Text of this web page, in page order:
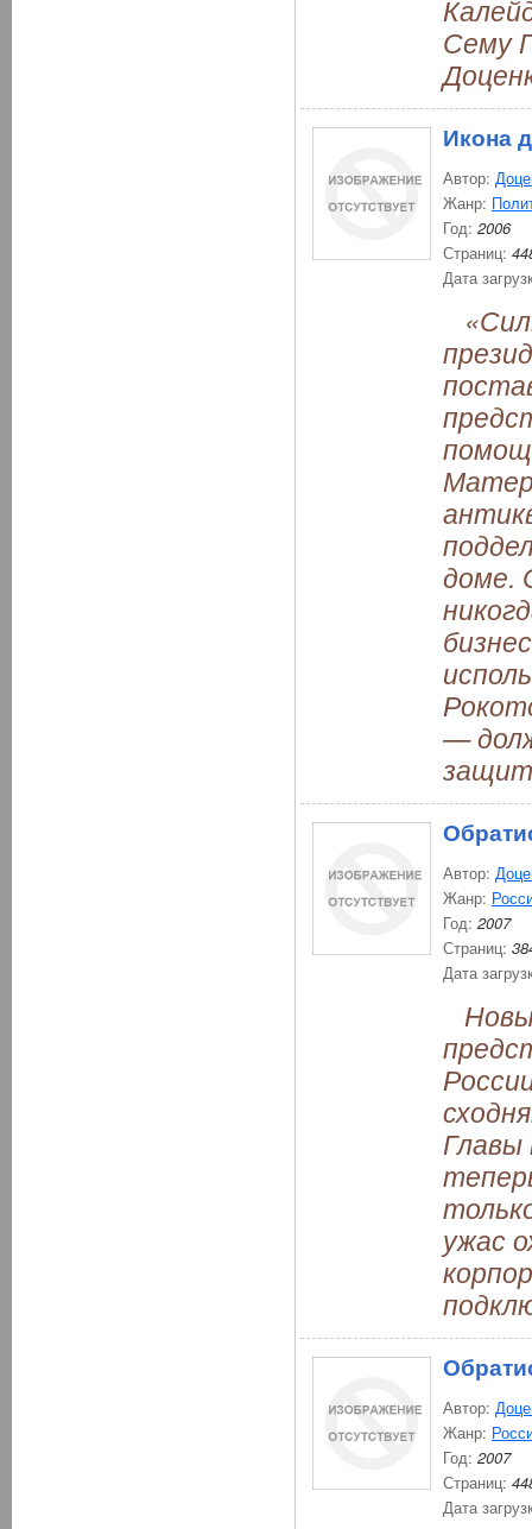
Сему
Икона
Автор:
Жанр:
Год: 2006
Страниц:
Дата
доме.
—
Автор:
Жанр:
Год: 2007
Страниц:
Дата
Главы
ужас
Автор:
Жанр:
Год: 2007
Страниц:
Дата